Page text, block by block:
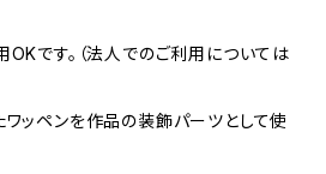
です。（法人でのご利用については
ワッペンを作品の装飾パーツとして使